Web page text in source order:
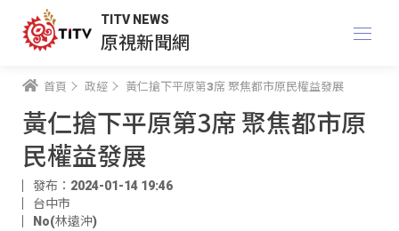
TITV NEWS
原視新聞網
首頁 政經 黃仁搶下平原第3席 聚焦都市原民權益發展
黃仁搶下平原第3席 聚焦都市原
民權益發展
發布：2024-01-14 19:46
台中市
No(林遠沖)